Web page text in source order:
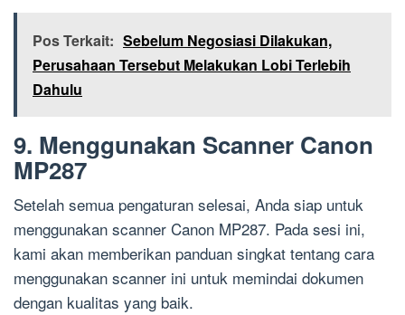
Pos Terkait: Sebelum Negosiasi Dilakukan,
Perusahaan Tersebut Melakukan Lobi Terlebih
Dahulu
9. Menggunakan Scanner Canon
MP287
Setelah semua pengaturan selesai, Anda siap untuk
menggunakan scanner Canon MP287. Pada sesi ini,
kami akan memberikan panduan singkat tentang cara
menggunakan scanner ini untuk memindai dokumen
dengan kualitas yang baik.